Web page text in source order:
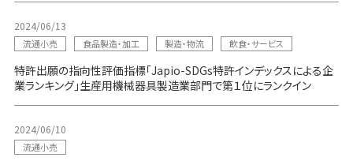
2024/06/13
流通小売 食品製造・加工 製造・物流 飲食・サービス
特許出願の指向性評価指標「Japio-SDGs特許インデックスによる企
業ランキング」生産用機械器具製造業部門で第１位にランクイン
2024/06/10
流通小売